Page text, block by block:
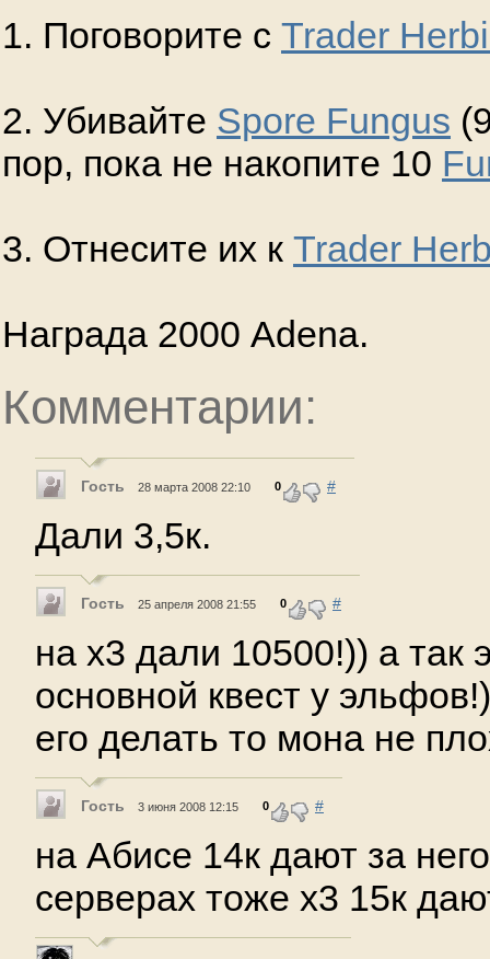
1. Поговорите с Trader
2. Убивайте Spore Fungus
пор, пока не накопите 10
3. Отнесите их к Trader
Награда 2000 Adena.
Комментарии:
Гость 28 марта 2008 22:10 0 #
Дали 3,5к.
Гость 25 апреля 2008 21:55 0 #
на х3 дали 10500!)) а так
основной квест у
его делать то мона не
Гость 3 июня 2008 12:15 0 #
на Абисе 14к дают за
серверах тоже х3 15к